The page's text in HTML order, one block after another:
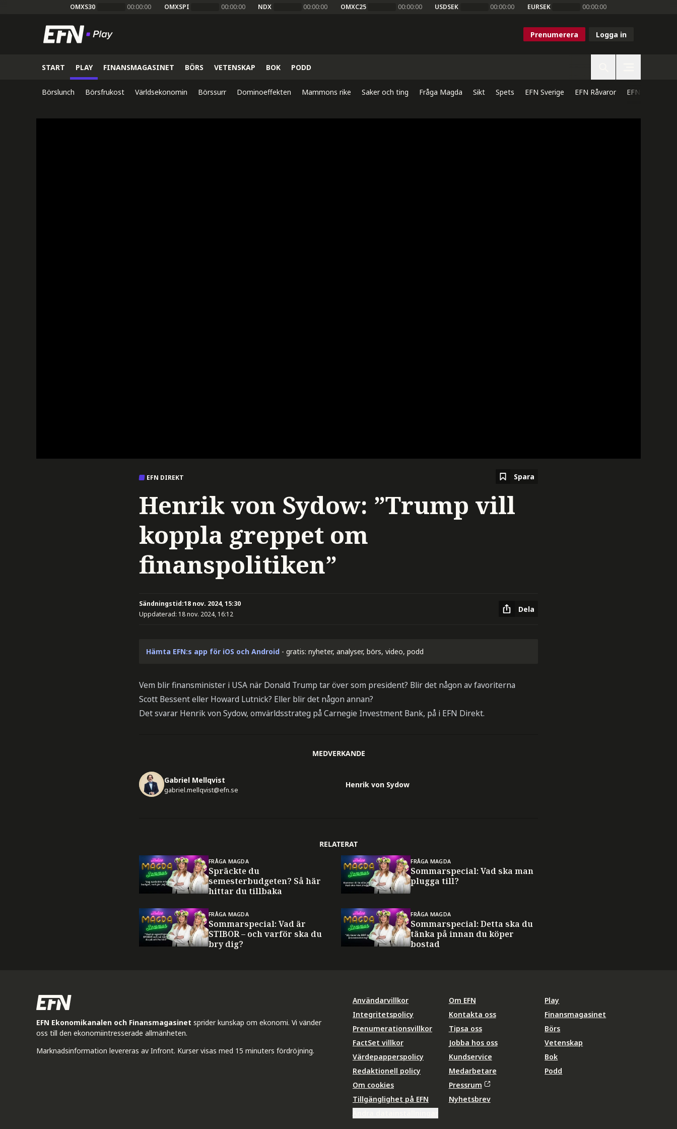
OMXS30 00:00:00 OMXSPI 00:00:00 NDX 00:00:00 OMXC25 00:00:00 USDSEK 00:00:00 EURSEK 00:00:00
Prenumerera Logga in
START PLAY FINANSMAGASINET BÖRS VETENSKAP BOK PODD
Börslunch Börsfrukost Världsekonomin Börssurr Dominoeffekten Mammons rike Saker och ting Fråga Magda Sikt Spets EFN Sverige EFN Råvaror EFN Direkt
EFN DIREKT Spara
Henrik von Sydow: ”Trump vill
koppla greppet om
finanspolitiken”
Sändningstid:18 nov. 2024, 15:30
Uppdaterad: 18 nov. 2024, 16:12
Dela
Hämta EFN:s app för iOS och Android - gratis: nyheter, analyser, börs, video, podd
Vem blir finansminister i USA när Donald Trump tar över som president? Blir det någon av favoriterna
Scott Bessent eller Howard Lutnick? Eller blir det någon annan?
Det svarar Henrik von Sydow, omvärldsstrateg på Carnegie Investment Bank, på i EFN Direkt.
MEDVERKANDE
Gabriel Mellqvist
gabriel.mellqvist@efn.se
Henrik von Sydow
RELATERAT
FRÅGA MAGDA
Spräckte du
semesterbudgeten? Så här
hittar du tillbaka
FRÅGA MAGDA
Sommarspecial: Vad ska man
plugga till?
FRÅGA MAGDA
Sommarspecial: Vad är
STIBOR – och varför ska du
bry dig?
FRÅGA MAGDA
Sommarspecial: Detta ska du
tänka på innan du köper
bostad
EFN Ekonomikanalen och Finansmagasinet sprider kunskap om ekonomi. Vi vänder
oss till den ekonomiintresserade allmänheten.
Marknadsinformation levereras av Infront. Kurser visas med 15 minuters fördröjning.
Användarvillkor
Integritetspolicy
Prenumerationsvillkor
FactSet villkor
Värdepapperspolicy
Redaktionell policy
Om cookies
Tillgänglighet på EFN
Om EFN
Kontakta oss
Tipsa oss
Jobba hos oss
Kundservice
Medarbetare
Pressrum
Nyhetsbrev
Play
Finansmagasinet
Börs
Vetenskap
Bok
Podd